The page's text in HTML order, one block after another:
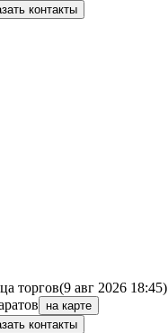
контакты
торгов(9 авг 2026 18:45)
на карте
контакты